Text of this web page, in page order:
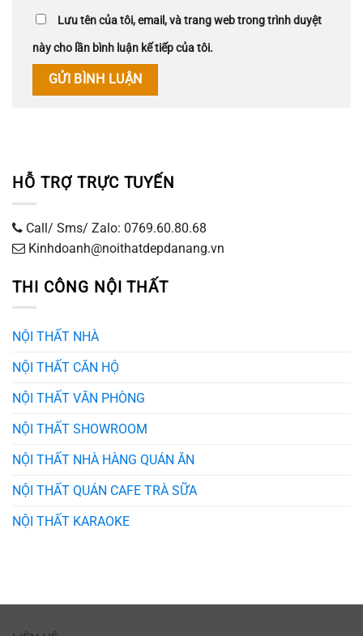
Lưu tên của tôi, email, và trang web trong trình duyệt
này cho lần bình luận kế tiếp của tôi.
HỖ TRỢ TRỰC TUYẾN
Call/ Sms/ Zalo: 0769.60.80.68
Kinhdoanh@noithatdepdanang.vn
THI CÔNG NỘI THẤT
NỘI THẤT NHÀ
NỘI THẤT CĂN HỘ
NỘI THẤT VĂN PHÒNG
NỘI THẤT SHOWROOM
NỘI THẤT NHÀ HÀNG QUÁN ĂN
NỘI THẤT QUÁN CAFE TRÀ SỮA
NỘI THẤT KARAOKE